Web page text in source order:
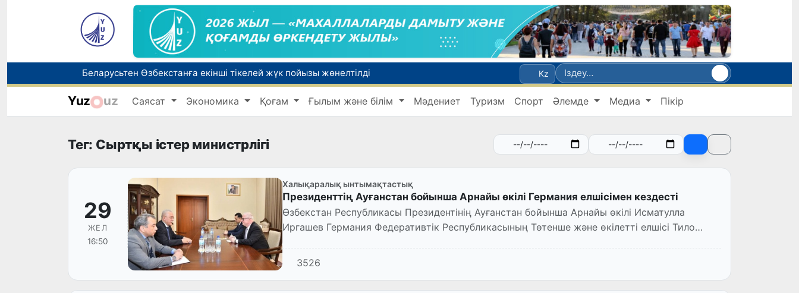
Беларусьтен Өзбекстанға екінші тікелей жүк пойызы жөнелтілді
Адам саудасынан зардап шеккен азаматтар әлеуметтік қызметтермен қамтылады
Тарихи күн: Өзбекстанның «Самарқант-2028» жасанды серігі орбитаға сәтті шығарылды
Жарты жылда Өзбекстанда қанша егіз сәби дүниеге келді?
Kz
Yuz uz Саясат Экономика Қоғам Ғылым және білім Мәдениет Туризм Спорт Әлемде Медиа Пікір
Тег: Сыртқы істер министрлігі
29
ЖЕЛ
16:50
Халықаралық ынтымақтастық
Президенттің Ауғанстан бойынша Арнайы өкілі Германия елшісімен кездесті
Өзбекстан Республикасы Президентінің Ауғанстан бойынша Арнайы өкілі Исматулла
Иргашев Германия Федеративтік Республикасының Төтенше және өкілетті елшісі Тило
3526